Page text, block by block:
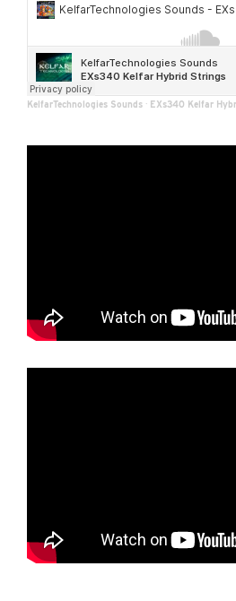
KelfarTechnologies Sounds · EXs340 Kelfar